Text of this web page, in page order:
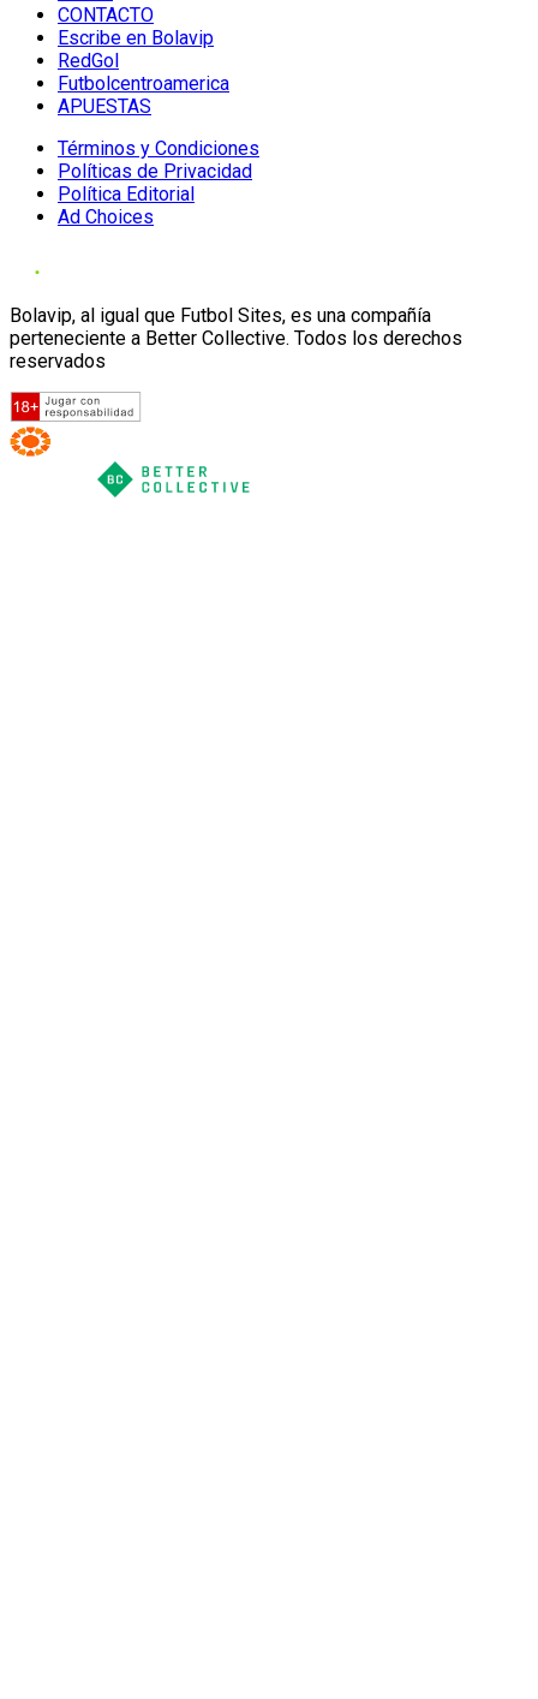
CONTACTO
Escribe en Bolavip
RedGol
Futbolcentroamerica
APUESTAS
Términos y Condiciones
Políticas de Privacidad
Política Editorial
Ad Choices
Bolavip, al igual que Futbol Sites, es una compañía
perteneciente a Better Collective. Todos los derechos
reservados